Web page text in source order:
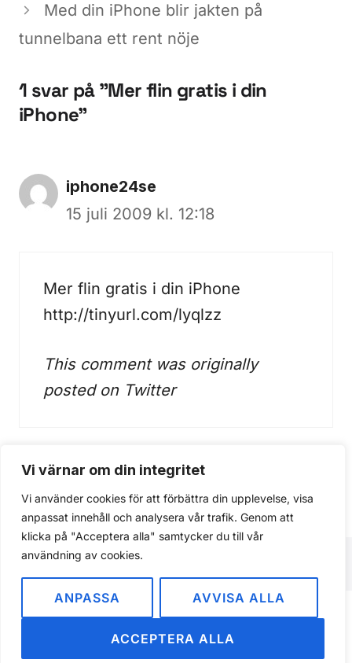
Vi värnar om din integritet
Vi använder cookies för att förbättra din upplevelse, visa
anpassat innehåll och analysera vår trafik. Genom att
klicka på "Acceptera alla" samtycker du till vår
användning av cookies.
ANPASSA AVVISA ALLA
ACCEPTERA ALLA
Med din iPhone blir jakten på
tunnelbana ett rent nöje
1 svar på ”Mer flin gratis i din
iPhone”
iphone24se
15 juli 2009 kl. 12:18
Mer flin gratis i din iPhone
http://tinyurl.com/lyqlzz
This comment was originally
posted on Twitter
Om Integritetspolicy